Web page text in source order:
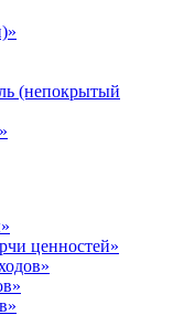
(непокрытый
ценностей»